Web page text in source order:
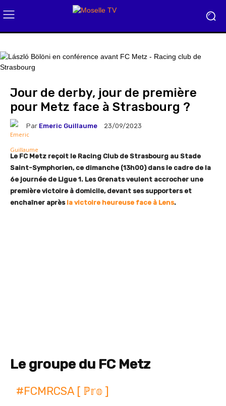
Jour de derby, jour de première
pour Metz face à Strasbourg ?
Par Emeric Guillaume 23/09/2023
Le FC Metz reçoit le Racing Club de Strasbourg au Stade
Saint-Symphorien, ce dimanche (13h00) dans le cadre de la
6e journée de Ligue 1. Les Grenats veulent accrocher une
première victoire à domicile, devant ses supporters et
enchaîner après la victoire heureuse face à Lens.
Le groupe du FC Metz
#FCMRCSA[ ℙ𝕣𝕠 ]